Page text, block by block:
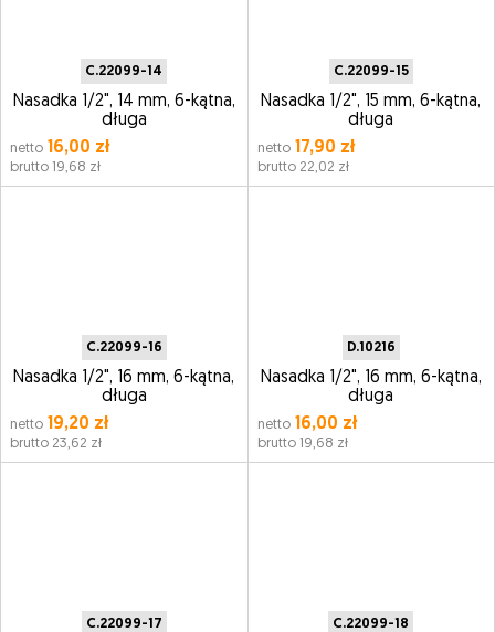
C.22099-14
Nasadka 1/2", 14 mm, 6-kątna,
długa
netto 16,00 zł
brutto 19,68 zł
C.22099-15
Nasadka 1/2", 15 mm, 6-kątna,
długa
netto17,90 zł
brutto 22,02 zł
C.22099-16
Nasadka 1/2", 16 mm, 6-kątna,
długa
netto 19,20 zł
brutto 23,62 zł
D.10216
Nasadka 1/2", 16 mm, 6-kątna,
długa
netto16,00 zł
brutto 19,68 zł
C.22099-17 C.22099-18